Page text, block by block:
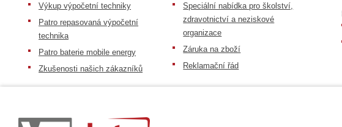
Výkup výpočetní techniky
Patro repasovaná výpočetní
technika
Patro baterie mobile energy
Zkušenosti našich zákazníků
Speciální nabídka pro školství,
zdravotnictví a neziskové
organizace
Záruka na zboží
Reklamační řád